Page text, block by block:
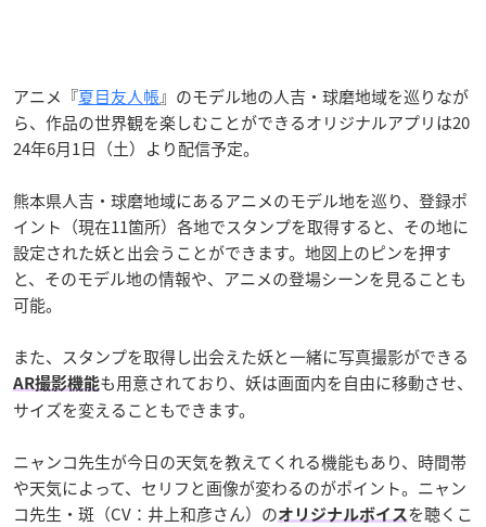
アニメ『夏目友人帳』のモデル地の人吉・球磨地域を巡りなが
ら、作品の世界観を楽しむことができるオリジナルアプリは20
24年6月1日（土）より配信予定。
熊本県人吉・球磨地域にあるアニメのモデル地を巡り、登録ポ
イント（現在11箇所）各地でスタンプを取得すると、その地に
設定された妖と出会うことができます。地図上のピンを押す
と、そのモデル地の情報や、アニメの登場シーンを見ることも
可能。
また、スタンプを取得し出会えた妖と一緒に写真撮影ができる
AR撮影機能も用意されており、妖は画面内を自由に移動させ、
サイズを変えることもできます。
ニャンコ先生が今日の天気を教えてくれる機能もあり、時間帯
や天気によって、セリフと画像が変わるのがポイント。ニャン
コ先生・斑（CV：井上和彦さん）のオリジナルボイス を聴くこ